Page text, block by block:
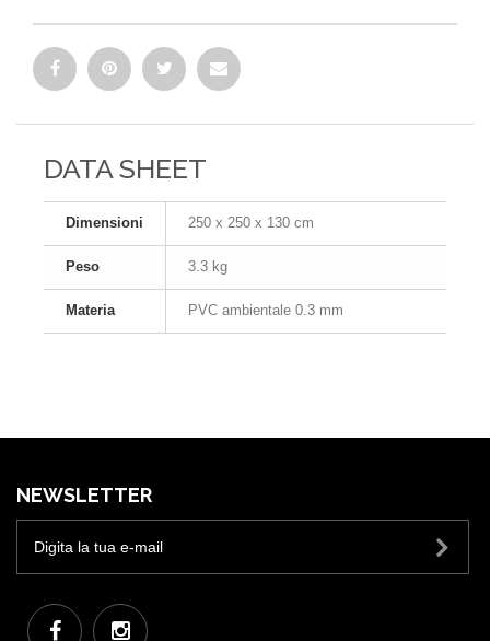
DATA SHEET
Dimensioni 250 x 250 x 130 cm
Peso 3.3 kg
Materia PVC ambientale 0.3 mm
NEWSLETTER